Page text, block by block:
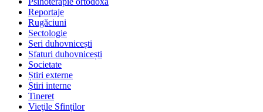
Reportaje
Rugăciuni
Sectologie
Seri duhovnicești
Sfaturi duhovnicești
Societate
Știri externe
Ştiri interne
Tineret
Vieţile Sfinţilor